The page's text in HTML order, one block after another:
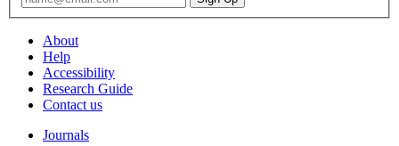
About
Help
Accessibility
Research Guide
Contact us
Journals